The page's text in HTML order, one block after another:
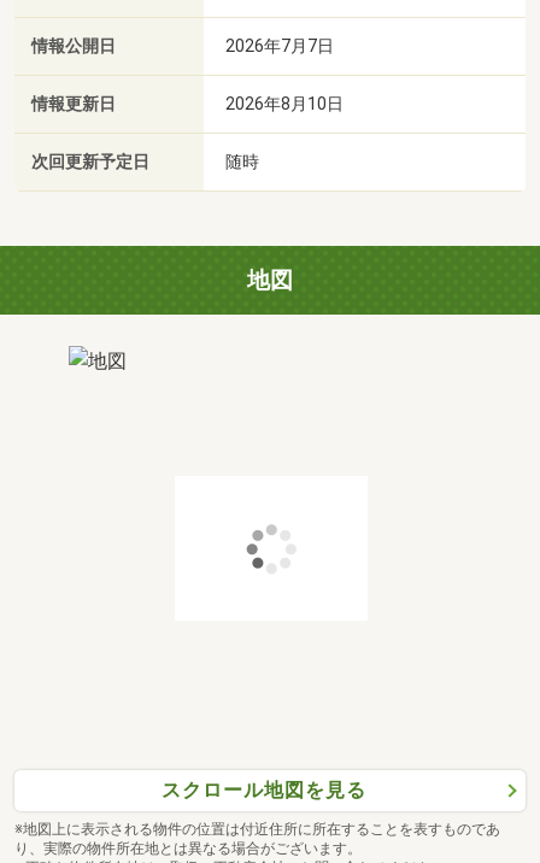
情報公開日 2026年7月7日
情報更新日 2026年8月10日
次回更新予定日 随時
地図
スクロール地図を見る
※地図上に表示される物件の位置は付近住所に所在することを表すものであ
り、実際の物件所在地とは異なる場合がございます。